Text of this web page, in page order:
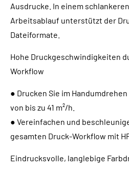
Ausdrucke. In einem
Arbeitsablauf unterstützt der
Dateiformate.
Hohe Druckgeschwindigkeiten
Workflow
● Drucken Sie im
von bis zu 41 m²/h.
● Vereinfachen und
gesamten Druck-Workflow mit
Eindrucksvolle, langlebige